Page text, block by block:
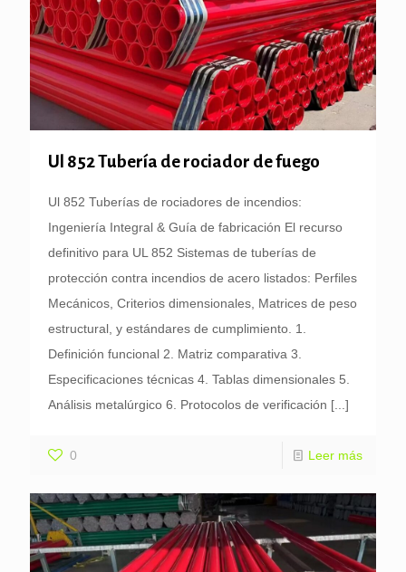
Ul 852 Tubería de rociador de fuego
Ul 852 Tuberías de rociadores de incendios:
Ingeniería Integral & Guía de fabricación El recurso
definitivo para UL 852 Sistemas de tuberías de
protección contra incendios de acero listados: Perfiles
Mecánicos, Criterios dimensionales, Matrices de peso
estructural, y estándares de cumplimiento. 1.
Definición funcional 2. Matriz comparativa 3.
Especificaciones técnicas 4. Tablas dimensionales 5.
Análisis metalúrgico 6. Protocolos de verificación [...]
0 Leer más